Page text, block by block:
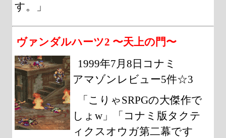
す。」
ヴァンダルハーツ2 〜天上の門〜
1999年7月8日コナミ
アマゾンレビュー5件☆3
「こりゃSRPGの大傑作で
しょw」「コナミ版タクテ
ィクスオウガ第二幕です